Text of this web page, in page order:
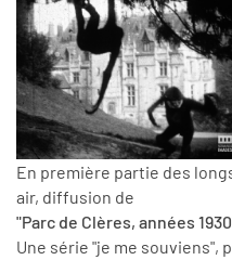
En première partie des
air, diffusion de
"Parc de Clères, années
Une série "je me souviens",